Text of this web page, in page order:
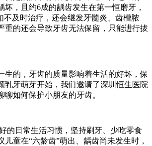
坏，
且约6成的龋齿发生在第一恒磨牙，
不及时治疗， 还会继发牙髓炎、齿槽脓
重的还会导致牙齿无法保留，只能进行拔
的， 牙齿的质量影响着生活的好坏，保
乳牙萌芽开始， 我们邀请了深圳恒生医院
聊如何保护小朋友的牙齿。
日常生活习惯， 坚持刷牙、少吃零食
儿童在“六龄齿”萌出、龋齿尚未发生时，